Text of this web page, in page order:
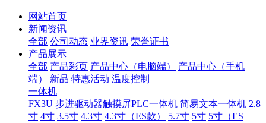
网站首页
新闻资讯
全部 公司动态 业界资讯 荣誉证书
产品展示
全部 产品彩页 产品中心（电脑端）
产品中心（手机
端）
新品 特惠活动 温度控制
一体机
FX3U 步进驱动器触摸屏PLC一体机 简易文本一体机 2.8
寸 4寸 3.5寸 4.3寸 4.3寸（ES款） 5.7寸 5寸 5寸（ES